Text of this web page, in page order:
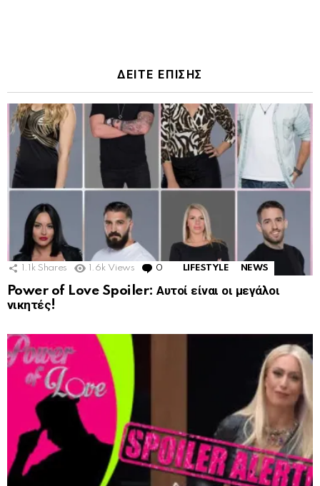
ΔΕΙΤΕ ΕΠΙΣΗΣ
1.1k Shares 1.6k Views 0 Comments
LIFESTYLE NEWS
Power of Love Spoiler: Αυτοί είναι οι μεγάλοι
νικητές!